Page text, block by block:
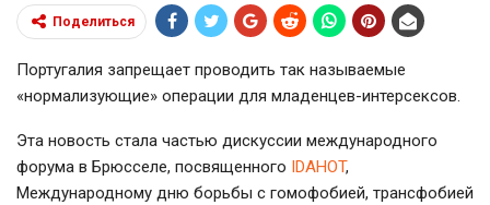
Поделиться
Португалия запрещает проводить так называемые
«нормализующие» операции для младенцев-интерсексов.
Эта новость стала частью дискуссии международного
форума в Брюсселе, посвященного IDAHOT,
Международному дню борьбы с гомофобией, трансфобией